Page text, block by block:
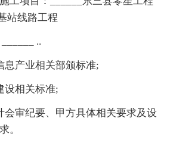
站线路工程
..
息产业相关部颁标准;
设相关标准;
会审纪要、甲方具体相关要求及设
。